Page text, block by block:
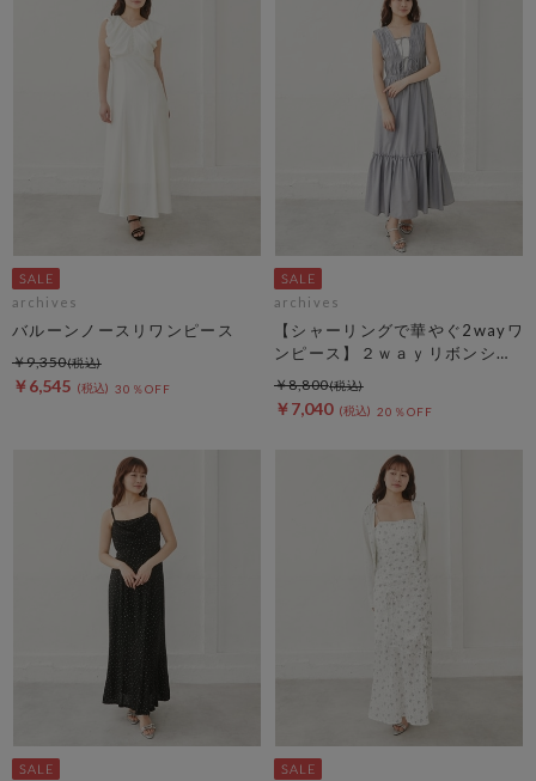
archives
バルーンノースリワンピース
￥6,545 30％OFF
￥9,350
archives
【シャーリングで華やぐ2wayワ
ンピース】２ｗａｙリボンシャ
ーリングノースリワンピース
￥7,040 20％OFF
￥8,800